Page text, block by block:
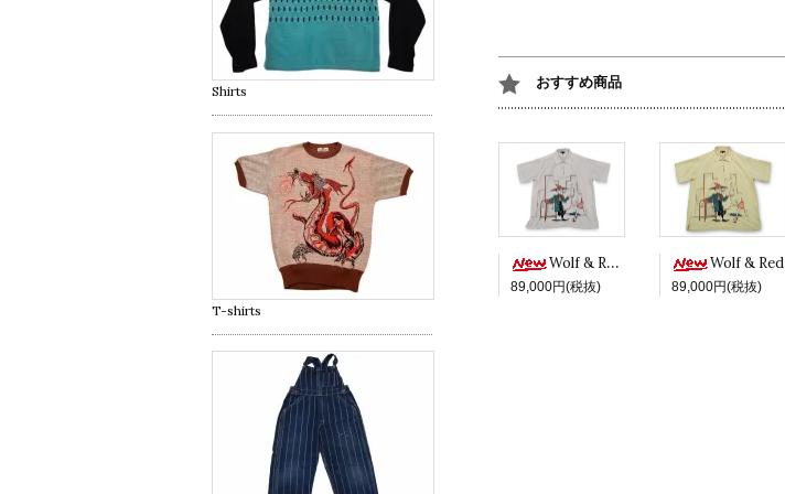
おすすめ商品
Wolf & Red -White ver.-
89,000円(税抜)
Wolf & Red
89,000円(税抜)
Shirts
T-shirts